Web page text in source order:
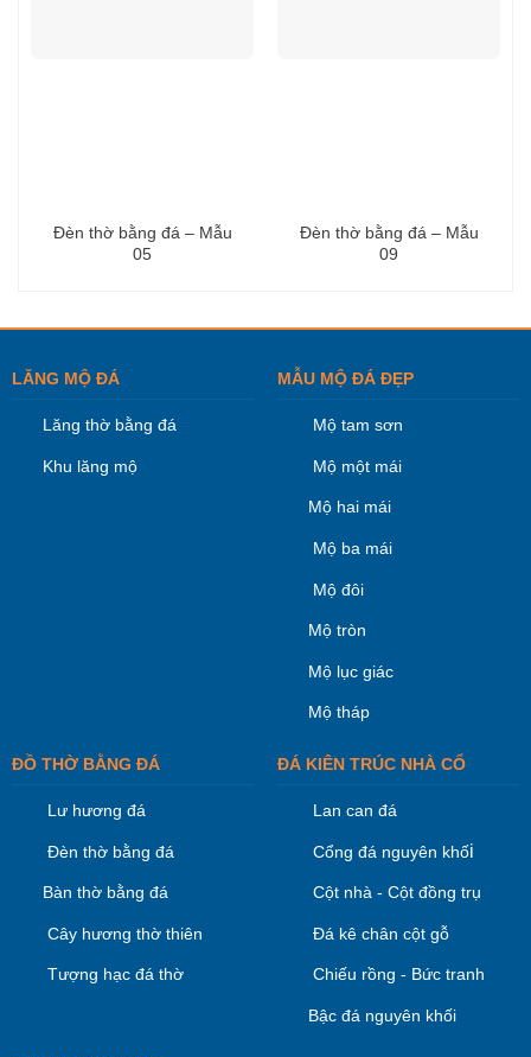
Đèn thờ bằng đá – Mẫu
05
Đèn thờ bằng đá – Mẫu
09
LĂNG MỘ ĐÁ
Lăng thờ bằng đá
Khu lăng mộ
MẪU MỘ ĐÁ ĐẸP
Mộ tam sơn
Mộ một mái
Mộ hai mái
Mộ ba mái
Mộ đôi
Mộ tròn
Mộ lục giác
Mộ tháp
ĐỒ THỜ BẰNG ĐÁ
Lư hương đá
Đèn thờ bằng đá
Bàn thờ bằng đá
Cây hương thờ thiên
Tượng hạc đá thờ
ĐÁ KIÊN TRÚC NHÀ CỔ
Lan can đá
Cổng đá nguyên khối
Cột nhà - Cột đồng trụ
Đá kê chân cột gỗ
Chiếu rồng - Bức tranh
Bậc đá nguyên khối